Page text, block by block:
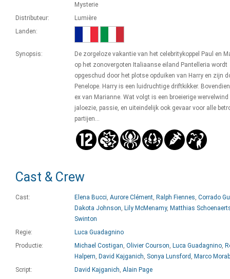
Mysterie
Distributeur:
Lumière
Landen:
Synopsis:
De zorgeloze vakantie van het celebritykoppel Paul en
op het zonovergoten Italiaanse eiland Pantelleria wordt
opgeschud door het plotse opduiken van Harry en zijn
Penelope. Harry is een luidruchtige driftkikker.
ex van Marianne. Wat volgt is een broeierige wervelwind
jaloezie, passie, en uiteindelijk ook gevaar voor alle
partijen...
Cast & Crew
Cast: Elena Bucci, Aurore Clément, Ralph Fiennes, Corrado
Dakota Johnson, Lily McMenamy, Matthias
Swinton
Regie:
Luca Guadagnino
Productie:
Michael Costigan, Olivier Courson, Luca Guadagnino,
Halpern, David Kajganich, Sonya Lunsford , Marco
Script:
David Kajganich, Alain Page